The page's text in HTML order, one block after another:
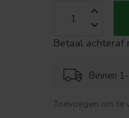
Betaal achteraf
Binnen
Toevoegen om te